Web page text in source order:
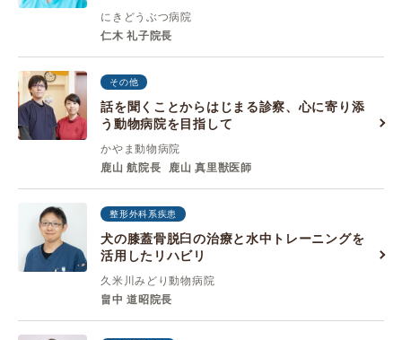
にきどうぶつ病院
仁木 礼子院長
その他
話を聞くことからはじまる診察、心に寄り添
う動物病院を目指して
かやま動物病院
鹿山 航院長
鹿山 真里獣医師
整形外科系疾患
犬の膝蓋骨脱臼の治療と水中トレーニングを
活用したリハビリ
久米川みどり動物病院
畠中 道昭院長